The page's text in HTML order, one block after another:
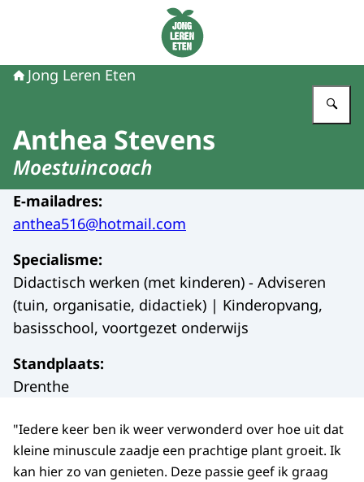
Naar de homepage van Jong Leren Eten
Jong Leren Eten
Anthea Stevens
Moestuincoach
E-mailadres:
anthea516@hotmail.com
Specialisme:
Didactisch werken (met kinderen) - Adviseren
(tuin, organisatie, didactiek) | Kinderopvang,
basisschool, voortgezet onderwijs
Standplaats:
Drenthe
"Iedere keer ben ik weer verwonderd over hoe uit dat
kleine minuscule zaadje een prachtige plant groeit. Ik
kan hier zo van genieten. Deze passie geef ik graag